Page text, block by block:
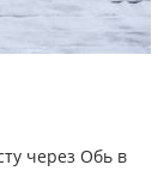
через Обь в